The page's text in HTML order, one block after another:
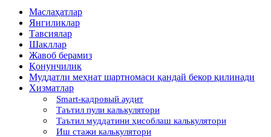
Маслаҳатлар
Янгиликлар
Тавсиялар
Шакллар
Жавоб берамиз
Қонунчилик
Муддатли меҳнат шартномаси қандай бекор қилинади
Хизматлар
Smart-кадровый аудит
Таътил пули калькулятори
Таътил муддатини ҳисоблаш калькулятори
Иш стажи калькулятори